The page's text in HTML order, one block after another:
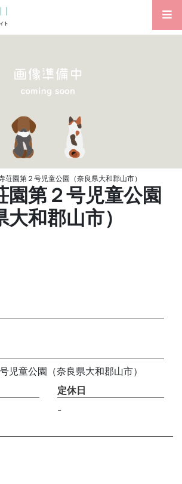
荘園第２号児童公園（奈良県大和郡山市）
園第２号児童公園
大和郡山市）
児童公園（奈良県大和郡山市）
定休日
-